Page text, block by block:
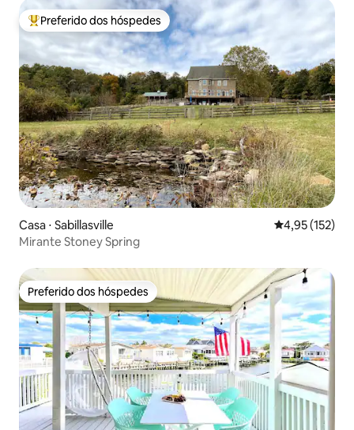
Entre os melhores preferidos dos hóspedes
Preferido dos hóspedes
Casa ⋅ Sabillasville 4,95 de uma
4,95 (152)
Mirante Stoney Spring
Preferido dos hóspedes
Preferido dos hóspedes